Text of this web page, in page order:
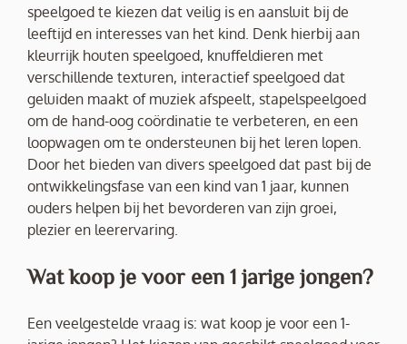
speelgoed te kiezen dat veilig is en aansluit bij de
leeftijd en interesses van het kind. Denk hierbij aan
kleurrijk houten speelgoed, knuffeldieren met
verschillende texturen, interactief speelgoed dat
geluiden maakt of muziek afspeelt, stapelspeelgoed
om de hand-oog coördinatie te verbeteren, en een
loopwagen om te ondersteunen bij het leren lopen.
Door het bieden van divers speelgoed dat past bij de
ontwikkelingsfase van een kind van 1 jaar, kunnen
ouders helpen bij het bevorderen van zijn groei,
plezier en leerervaring.
Wat koop je voor een 1 jarige jongen?
Een veelgestelde vraag is: wat koop je voor een 1-